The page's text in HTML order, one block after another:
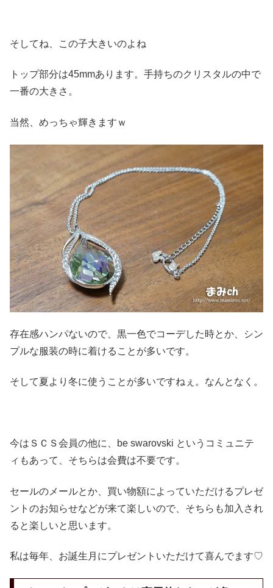
そしてね、この子大きいのよね
トップ部分は45mmあります。手持ちのクリスタルの中で
一番の大きさ。
当然、めっちゃ輝きますｗ
存在感ハンパないので、黒一色でコーデした時とか、シン
プルな服装の時に着けることが多いです。
そして夏より冬に使うことが多いですねぇ。なんとなく。
今はＳＣＳ会員の他に、be swarovski というコミュニテ
ィもあって、そちらは会費は不要です。
セールのメールとか、買い物額によっていただけるプレゼ
ントのお知らせなどが来て楽しいので、そちらも加入され
ると楽しいと思います。
私は毎年、お誕生月にプレゼントいただけて喜んでます♡